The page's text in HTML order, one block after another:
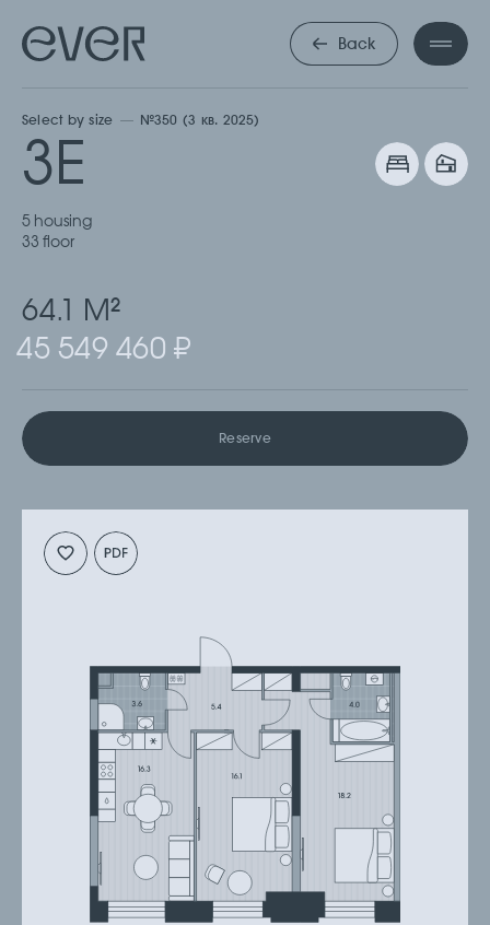
Back
Select by size №350 (3 кв. 2025)
3Е
5 housing
33 floor
64.1 М2
45 549 460 ₽
Reserve